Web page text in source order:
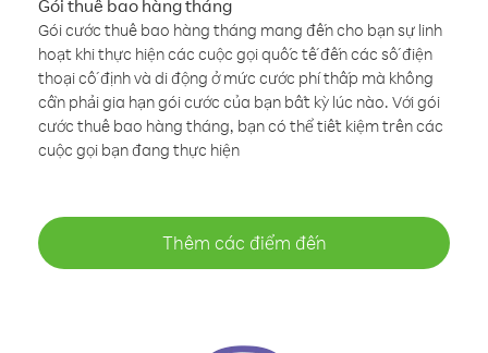
Gói thuê bao hàng tháng
Gói cước thuê bao hàng tháng mang đến cho bạn sự linh
hoạt khi thực hiện các cuộc gọi quốc tế đến các số điện
thoại cố định và di động ở mức cước phí thấp mà không
cần phải gia hạn gói cước của bạn bất kỳ lúc nào. Với gói
cước thuê bao hàng tháng, bạn có thể tiết kiệm trên các
cuộc gọi bạn đang thực hiện
Thêm các điểm đến